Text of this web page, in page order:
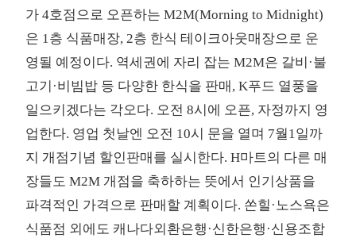
가 4호점으로 오픈하는 M2M(Morning to Midnight)
은 1층 식품매장, 2층 한식 테이크아웃매장으로 운
영될 예정이다. 역세권에 자리 잡는 M2M은 갈비·불
고기·비빔밥 등 다양한 한식을 판매, K푸드 열풍을
일으키겠다는 각오다. 오전 8시에 오픈, 자정까지 영
업한다. 영업 첫날엔 오전 10시 문을 열며 7월1일까
지 개점기념 할인판매를 실시한다. H마트의 다른 매
장들도 M2M 개점을 축하하는 뜻에서 인기상품을
파격적인 가격으로 판매할 계획이다. 쏜힐·노스욕은
식품점 외에도 캐나다외환은행·신한은행·신용조합